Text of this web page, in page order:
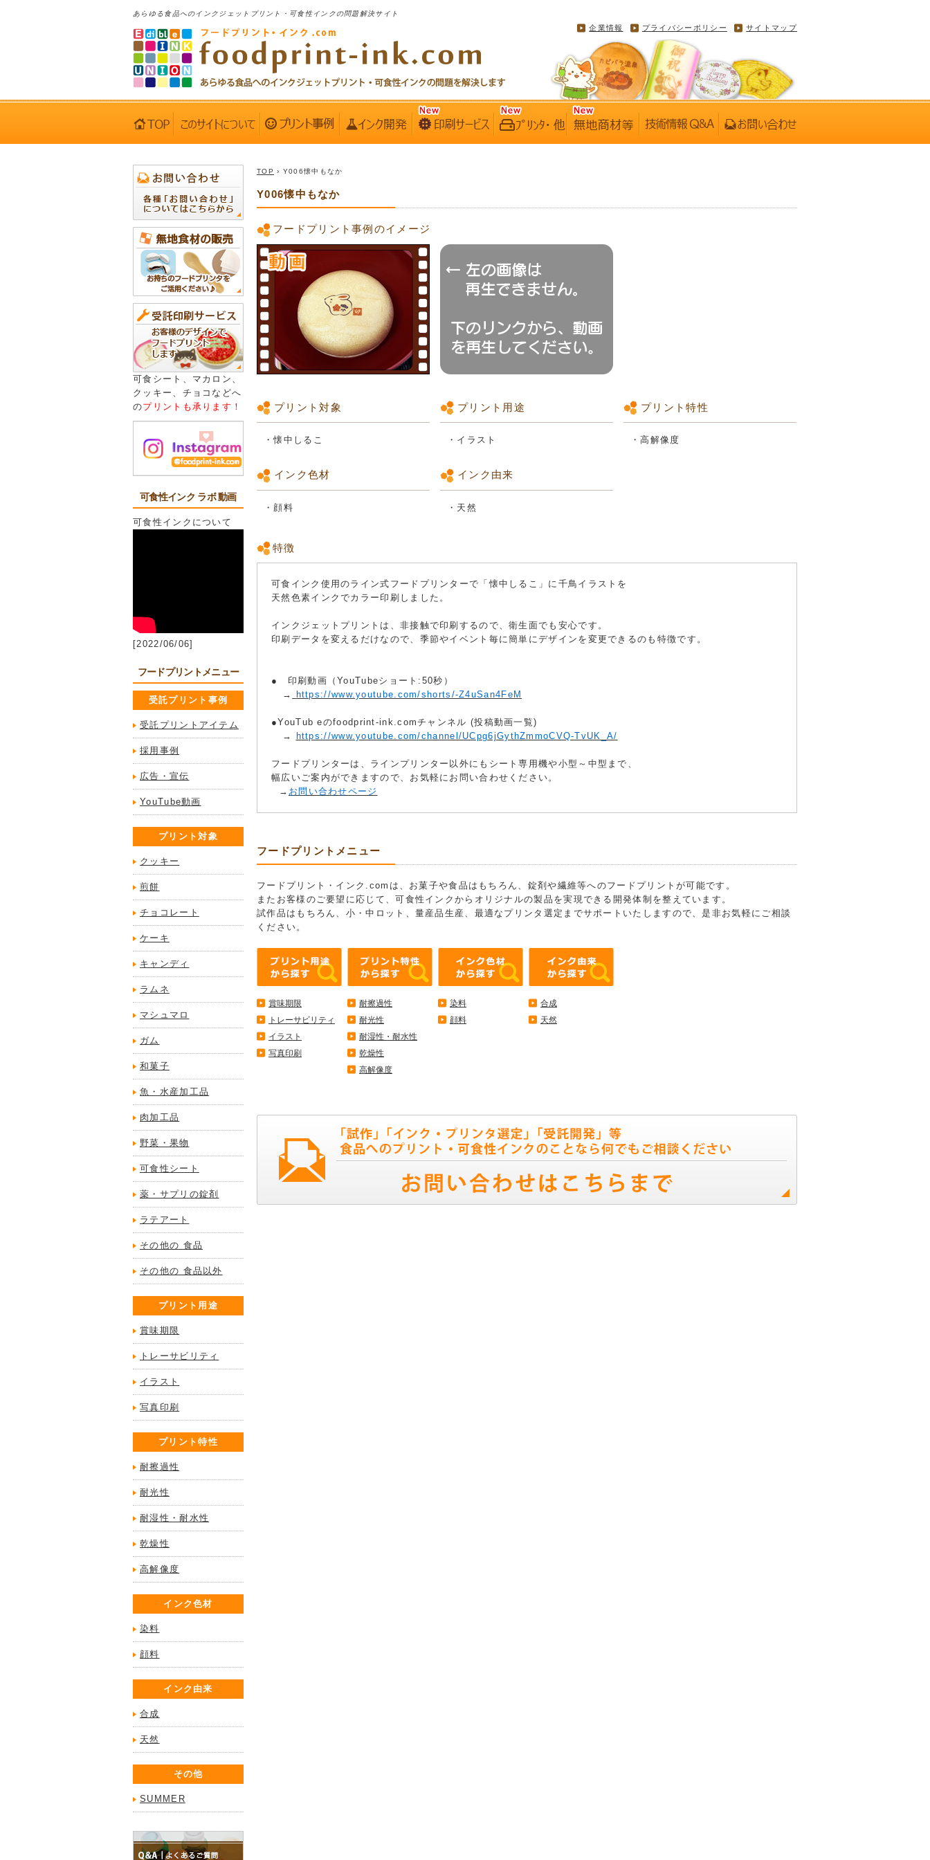
あらゆる食品へのインクジェットプリント・可食性インクの問題解決サイト
企業情報 プライバシーポリシー サイトマップ
可食シート、マカロン、
クッキー、チョコなどへ
のプリントも承ります！
可食性インク ラボ 動画
可食性インクについて
[2022/06/06]
フードプリントメニュー
受託プリント事例
受託プリントアイテム
採用事例
広告・宣伝
YouTube動画
プリント対象
クッキー
煎餅
チョコレート
ケーキ
キャンディ
ラムネ
マシュマロ
ガム
和菓子
魚・水産加工品
肉加工品
野菜・果物
可食性シート
薬・サプリの錠剤
ラテアート
その他の 食品
その他の 食品以外
プリント用途
賞味期限
トレーサビリティ
イラスト
写真印刷
プリント特性
耐擦過性
耐光性
耐湿性・耐水性
乾燥性
高解像度
インク色材
染料
顔料
インク由来
合成
天然
その他
SUMMER
TOP › Y006懐中もなか
Y006懐中もなか
フードプリント事例のイメージ
プリント対象
・懐中しるこ
プリント用途
・イラスト
プリント特性
・高解像度
インク色材
・顔料
インク由来
・天然
特徴
可食インク使用のライン式フードプリンターで「懐中しるこ」に千鳥イラストを
天然色素インクでカラー印刷しました。
インクジェットプリントは、非接触で印刷するので、衛生面でも安心です。
印刷データを変えるだけなので、季節やイベント毎に簡単にデザインを変更できるのも特徴です。
● 印刷動画（YouTubeショート:50秒）
→
https://www.youtube.com/shorts/-Z4uSan4FeM
●YouTub eのfoodprint-ink.comチャンネル (投稿動画一覧)
→
https://www.youtube.com/channel/UCpg6jGythZmmoCVQ-TvUK_A/
フードプリンターは、ラインプリンター以外にもシート専用機や小型～中型まで、
幅広いご案内ができますので、お気軽にお問い合わせください。
→ お問い合わせページ
フードプリントメニュー
フードプリント・インク.comは、お菓子や食品はもちろん、錠剤や繊維等へのフードプリントが可能です。
またお客様のご要望に応じて、可食性インクからオリジナルの製品を実現できる開発体制を整えています。
試作品はもちろん、小・中ロット、量産品生産、最適なプリンタ選定までサポートいたしますので、是非お気軽にご相談
ください。
賞味期限
トレーサビリティ
イラスト
写真印刷
耐擦過性
耐光性
耐湿性・耐水性
乾燥性
高解像度
染料
顔料
合成
天然